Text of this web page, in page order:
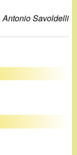
Antonio Savoldelli